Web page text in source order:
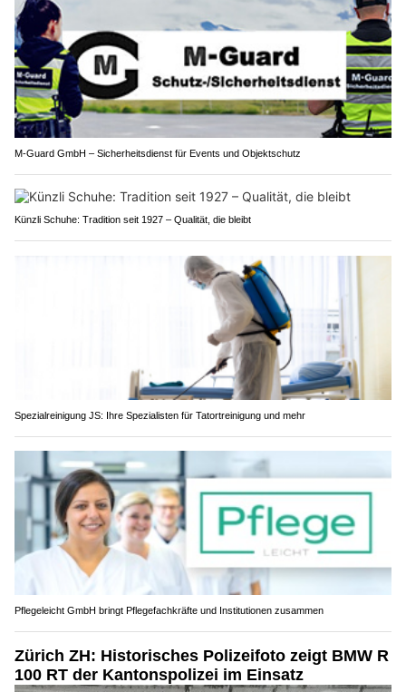
M-Guard GmbH – Sicherheitsdienst für Events und Objektschutz
Künzli Schuhe: Tradition seit 1927 – Qualität, die bleibt
Spezialreinigung JS: Ihre Spezialisten für Tatortreinigung und mehr
Pflegeleicht GmbH bringt Pflegefachkräfte und Institutionen zusammen
Zürich ZH: Historisches Polizeifoto zeigt BMW R
100 RT der Kantonspolizei im Einsatz